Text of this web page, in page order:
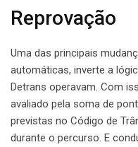
Reprovação
Uma das principais
automáticas, inverte a
Detrans operavam. Com
avaliado pela soma de
previstas no Código de
durante o percurso. E